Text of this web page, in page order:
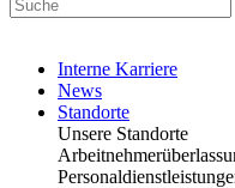
Interne Karriere
News
Standorte
Unsere Standorte